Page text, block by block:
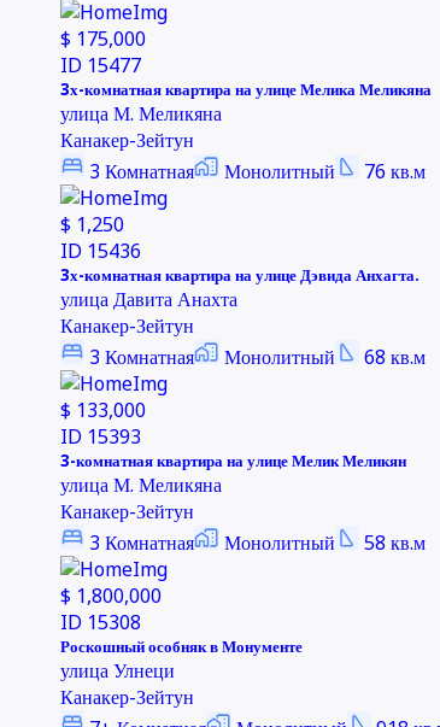
$ 175,000
ID 15477
3х-комнатная квартира на улице Мелика Меликяна
улица М. Меликяна
Канакер-Зейтун
3Комнатная Монолитный 76 кв.м
$ 1,250
ID 15436
3х-комнатная квартира на улице Дэвида Анхагта.
улица Давита Анахта
Канакер-Зейтун
3Комнатная Монолитный 68 кв.м
$ 133,000
ID 15393
3-комнатная квартира на улице Мелик Меликян
улица М. Меликяна
Канакер-Зейтун
3Комнатная Монолитный 58 кв.м
$ 1,800,000
ID 15308
Роскошный особняк в Монументе
улица Улнеци
Канакер-Зейтун